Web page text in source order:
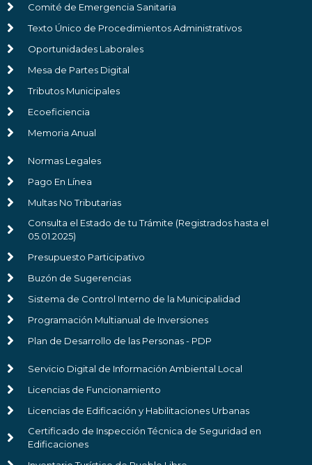
Comité de Emergencia Sanitaria
Texto Único de Procedimientos Administrativos
Oportunidades Laborales
Mesa de Partes Digital
Tributos Municipales
Ecoeficiencia
Memoria Anual
Normas Legales
Pago En Línea
Multas No Tributarias
Consulta el Estado de tu Trámite (Registrados hasta el
05.01.2025)
Presupuesto Participativo
Buzón de Sugerencias
Sistema de Control Interno de la Municipalidad
Programación Multianual de Inversiones
Plan de Desarrollo de las Personas - PDP
Servicio Digital de Información Ambiental Local
Licencias de Funcionamiento
Licencias de Edificación y Habilitaciones Urbanas
Certificado de Inspección Técnica de Seguridad en
Edificaciones